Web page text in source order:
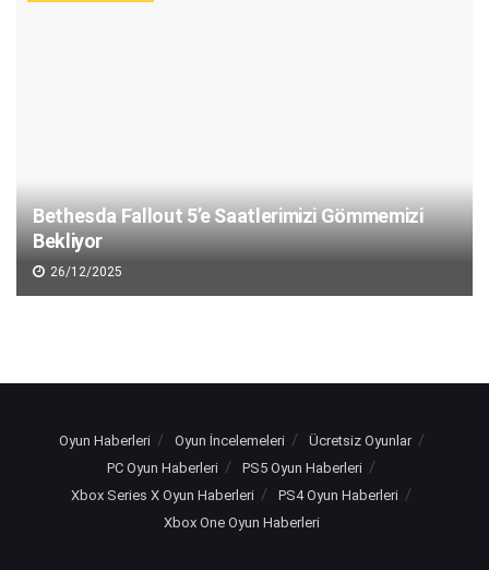
Bethesda Fallout 5’e Saatlerimizi Gömmemizi
Bekliyor
26/12/2025
Oyun Haberleri Oyun İncelemeleri
Ücretsiz Oyunlar
PC Oyun Haberleri
PS5 Oyun Haberleri
Xbox Series X Oyun Haberleri
PS4 Oyun Haberleri
Xbox One Oyun Haberleri